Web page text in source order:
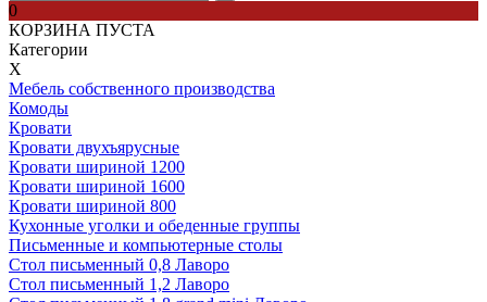
0
КОРЗИНА ПУСТА
Категории
Х
Мебель собственного производства
Комоды
Кровати
Кровати двухъярусные
Кровати шириной 1200
Кровати шириной 1600
Кровати шириной 800
Кухонные уголки и обеденные группы
Письменные и компьютерные столы
Стол письменный 0,8 Лаворо
Стол письменный 1,2 Лаворо